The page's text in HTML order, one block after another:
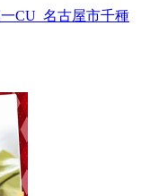
CU_名古屋市千種